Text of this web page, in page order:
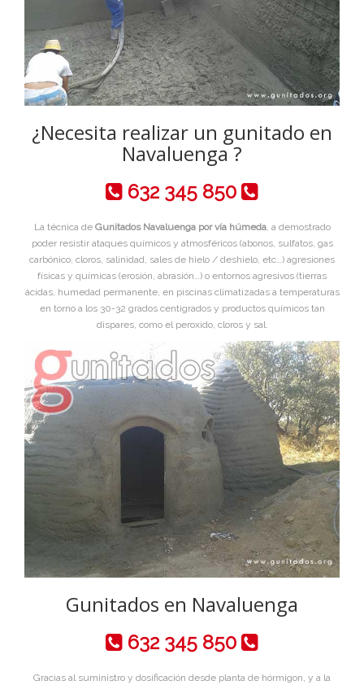
¿Necesita realizar un gunitado en
Navaluenga ?
632 345 850
La técnica de Gunitados Navaluenga por vía húmeda, a demostrado
poder resistir ataques químicos y atmosféricos (abonos, sulfatos, gas
carbónico, cloros, salinidad, sales de hielo / deshielo, etc…) agresiones
físicas y químicas (erosión, abrasión…) o entornos agresivos (tierras
ácidas, humedad permanente, en piscinas climatizadas a temperaturas
en torno a los 30-32 grados centigrados y productos químicos tan
dispares, como el peroxido, cloros y sal.
Gunitados en Navaluenga
632 345 850
Gracias al suministro y dosificación desde planta de hórmigon, y a la